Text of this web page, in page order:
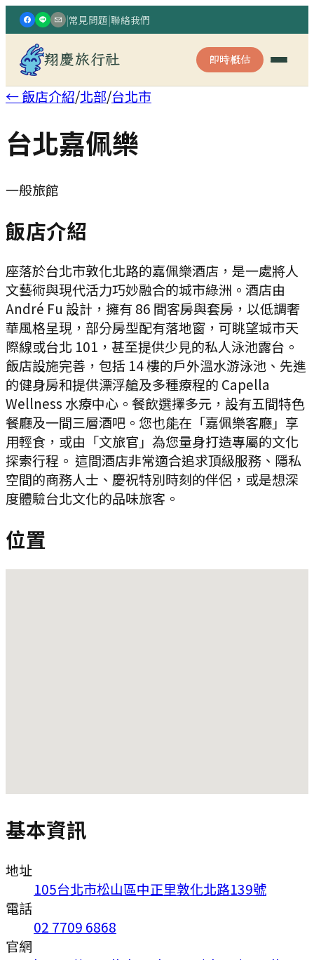
|常見問題|聯絡我們
翔慶旅行社 即時概估
← 飯店介紹/北部/台北市
台北嘉佩樂
一般旅館
飯店介紹
座落於台北市敦化北路的嘉佩樂酒店，是一處將人
文藝術與現代活力巧妙融合的城市綠洲。酒店由
André Fu 設計，擁有 86 間客房與套房，以低調奢
華風格呈現，部分房型配有落地窗，可眺望城市天
際線或台北 101，甚至提供少見的私人泳池露台。
飯店設施完善，包括 14 樓的戶外溫水游泳池、先進
的健身房和提供漂浮艙及多種療程的 Capella
Wellness 水療中心。餐飲選擇多元，設有五間特色
餐廳及一間三層酒吧。您也能在「嘉佩樂客廳」享
用輕食，或由「文旅官」為您量身打造專屬的文化
探索行程。 這間酒店非常適合追求頂級服務、隱私
空間的商務人士、慶祝特別時刻的伴侶，或是想深
度體驗台北文化的品味旅客。
位置
基本資訊
地址
105台北市松山區中正里敦化北路139號
電話
02 7709 6868
官網